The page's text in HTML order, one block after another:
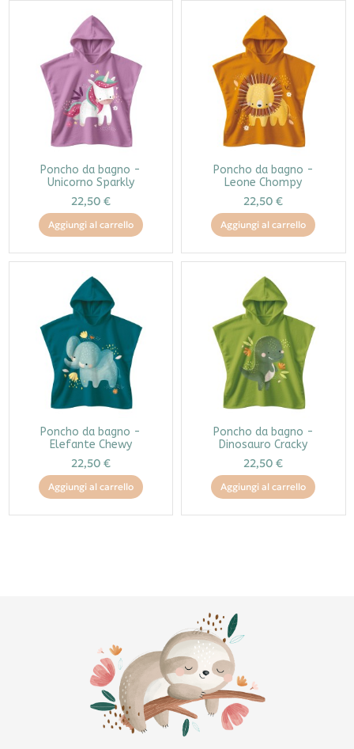
Poncho da bagno -
Unicorno Sparkly
22,50 €
Aggiungi al carrello
Poncho da bagno -
Leone Chompy
22,50 €
Aggiungi al carrello
Poncho da bagno -
Elefante Chewy
22,50 €
Aggiungi al carrello
Poncho da bagno -
Dinosauro Cracky
22,50 €
Aggiungi al carrello